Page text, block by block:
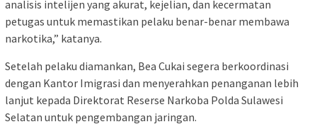
analisis intelijen yang akurat, kejelian, dan kecermatan
petugas untuk memastikan pelaku benar-benar membawa
narkotika,” katanya.
Setelah pelaku diamankan, Bea Cukai segera berkoordinasi
dengan Kantor Imigrasi dan menyerahkan penanganan lebih
lanjut kepada Direktorat Reserse Narkoba Polda Sulawesi
Selatan untuk pengembangan jaringan.